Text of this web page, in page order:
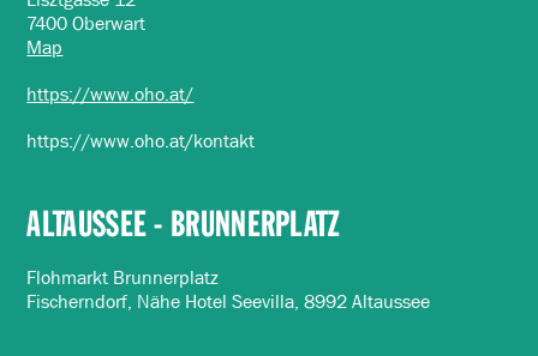
7400 Oberwart
Map
https://www.oho.at/
https://www.oho.at/kontakt
ALTAUSSEE - BRUNNERPLATZ
Flohmarkt Brunnerplatz
Fischerndorf, Nähe Hotel Seevilla, 8992 Altaussee